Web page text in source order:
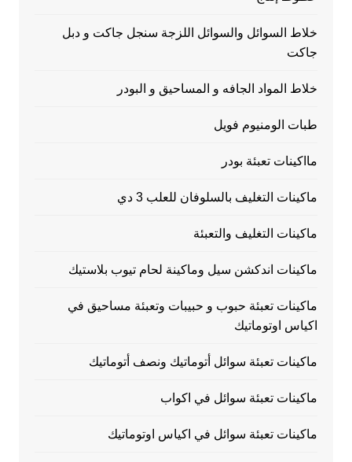
خلاط السوائل والسوائل اللزجة سنجل جاكت و دبل
جاكت
خلاط المواد الجافه و المساحيق و البودر
طبات الومنيوم فويل
مااكينات تعبئة بودر
ماكينات التغليف بالسلوفان للعلب 3 دي
ماكينات التغليف والتعبئة
ماكينات اندكشن سيل وماكينة لحام تيوب بلاستيك
ماكينات تعبئة حبوب و حبيبات وتعبئة مساحيق في
اكياس اوتوماتيك
ماكينات تعبئة سوائل أتوماتيك ونصف أتوماتيك
ماكينات تعبئة سوائل في اكواب
ماكينات تعبئة سوائل في اكياس اوتوماتيك